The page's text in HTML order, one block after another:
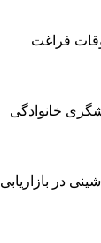
فراغت
خانوادگی
در بازاریابی